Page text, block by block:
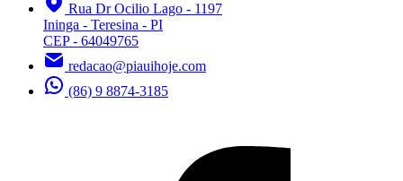
Rua Dr Ocilio Lago - 1197
Ininga - Teresina - PI
CEP - 64049765
redacao@piauihoje.com
(86) 9 8874-3185